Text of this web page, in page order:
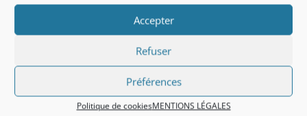
Accepter
Refuser
Préférences
Politique de cookiesMENTIONS LÉGALES
Issus de l’hôtellerie restauration,
nous prendrons plaisir à vous accueillir
dans notre Domaine, tout au long
de votre séjour.